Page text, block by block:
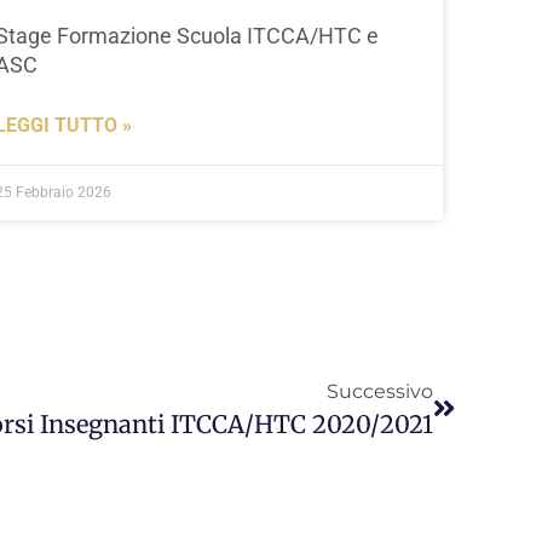
Formazione Scuola ITCCA/HTC e
TUTTO »
Febbraio 2026
Successivo
Insegnanti ITCCA/HTC 2020/2021